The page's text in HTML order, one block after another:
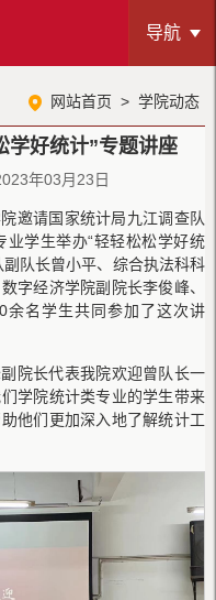
导航
网站首页 > 学院动态
学好统计”专题讲座
年03月23日
邀请国家统计局九江调查队
学生举办“轻轻松松学好统
队长曾小平、综合执法科科
字经济学院副院长李俊峰、
余名学生共同参加了这次讲
院长代表我院欢迎曾队长一
学院统计类专业的学生带来
他们更加深入地了解统计工